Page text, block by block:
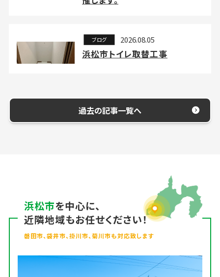
ブログ 2026.08.05
浜松市トイレ取替工事
過去の記事一覧へ
浜松市を中心に、
近隣地域もお任せください！
磐田市、袋井市、掛川市、菊川市も対応致します